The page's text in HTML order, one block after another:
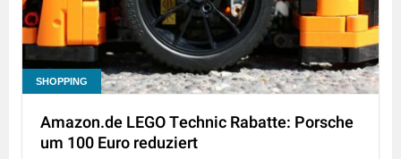
SHOPPING
Amazon.de LEGO Technic Rabatte: Porsche
um 100 Euro reduziert